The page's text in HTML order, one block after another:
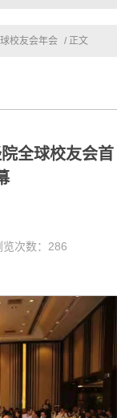
校友会年会 / 正文
全球校友会首
次数： 286